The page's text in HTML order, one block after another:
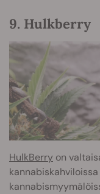
9. Hulkberry
HulkBerry on